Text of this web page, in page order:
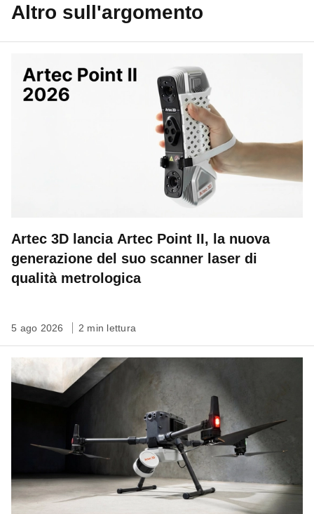
Altro sull'argomento
Artec 3D lancia Artec Point II, la nuova
generazione del suo scanner laser di
qualità metrologica
5 ago 2026 2 min lettura